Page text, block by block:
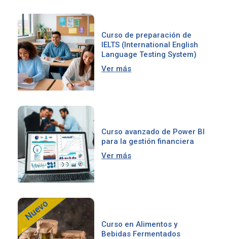
Curso de preparación de
IELTS (International English
Language Testing System)
Ver más
Curso avanzado de Power BI
para la gestión financiera
Ver más
Curso en Alimentos y
Bebidas Fermentados